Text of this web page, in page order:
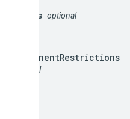
bounds optional
componentRestrictions
optional